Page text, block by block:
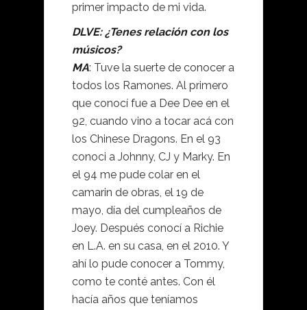
primer impacto de mi vida.
DLVE: ¿Tenes relación con los
músicos?
MA: Tuve la suerte de conocer a
todos los Ramones. Al primero
que conocí fue a Dee Dee en el
92, cuando vino a tocar acá con
los Chinese Dragons. En el 93
conoci a Johnny, CJ y Marky. En
el 94 me pude colar en el
camarin de obras, el 19 de
mayo, día del cumpleaños de
Joey. Después conocí a Richie
en L.A. en su casa, en el 2010. Y
ahí lo pude conocer a Tommy,
como te conté antes. Con él
hacía años que teníamos